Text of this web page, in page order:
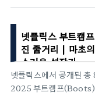
(Lisa..
함의 등장 같은 극적 사
시청자는 “다음엔 무슨
조이는 질문 속에 빠져
관 시즌3 예고편 제목:
Diplomat)장르: 정치
2025년 10월 16일 넷플
러닝타임: 약 44 ~ 56
넷플릭스 부트캠
진 줄거리 | 마초
스러운 성장기
넷플릭스에서 공개된
2025 부트캠프(Boots)